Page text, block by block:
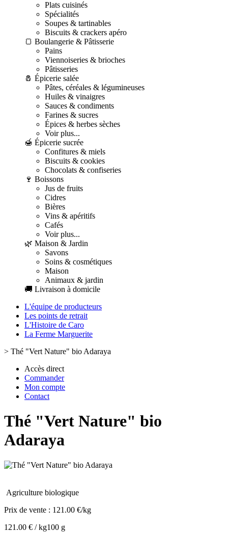
Plats cuisinés
Spécialités
Soupes & tartinables
Biscuits & crackers apéro
🍞 Boulangerie & Pâtisserie
Pains
Viennoiseries & brioches
Pâtisseries
🧂 Épicerie salée
Pâtes, céréales & légumineuses
Huiles & vinaigres
Sauces & condiments
Farines & sucres
Épices & herbes sèches
Voir plus...
🍯 Épicerie sucrée
Confitures & miels
Biscuits & cookies
Chocolats & confiseries
🍷 Boissons
Jus de fruits
Cidres
Bières
Vins & apéritifs
Cafés
Voir plus...
🌿 Maison & Jardin
Savons
Soins & cosmétiques
Maison
Animaux & jardin
🚚 Livraison à domicile
L'équipe de producteurs
Les points de retrait
L'Histoire de Caro
La Ferme Marguerite
> Thé "Vert Nature" bio Adaraya
Accès direct
Commander
Mon compte
Contact
Thé "Vert Nature" bio
Adaraya
Agriculture biologique
Prix de vente : 121.00 €/kg
121.00 € / kg100 g